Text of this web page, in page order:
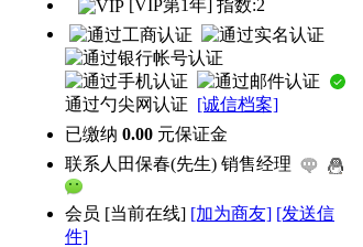
[VIP第1年] 指数:2
通过勺尖网认证 [诚信档案]
已缴纳 0.00 元保证金
联系人 田保春(先生) 销售经理
会员 [当前在线] [加为商友] [发送信
件]